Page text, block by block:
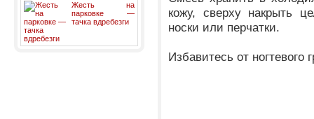
Жесть на
парковке —
тачка вдребезги
кожу, сверху накрыть
носки или перчатки.
Избавитесь от ногтевого